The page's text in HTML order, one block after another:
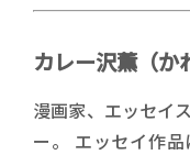
カレー沢薫（か
漫画家、エッセイ
ー。 エッセイ作品